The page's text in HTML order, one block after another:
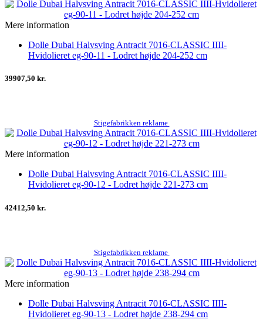
Mere information
Dolle Dubai Halvsving Antracit 7016-CLASSIC IIII-
Hvidolieret eg-90-11 - Lodret højde 204-252 cm
39907,50 kr.
Stigefabrikken reklame
Mere information
Dolle Dubai Halvsving Antracit 7016-CLASSIC IIII-
Hvidolieret eg-90-12 - Lodret højde 221-273 cm
42412,50 kr.
Stigefabrikken reklame
Mere information
Dolle Dubai Halvsving Antracit 7016-CLASSIC IIII-
Hvidolieret eg-90-13 - Lodret højde 238-294 cm